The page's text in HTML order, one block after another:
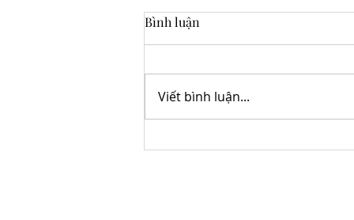
Bình luận
Viết bình luận...